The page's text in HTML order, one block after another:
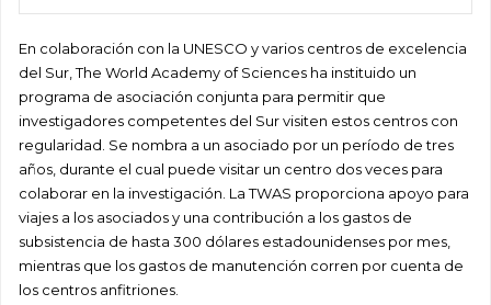
En colaboración con la UNESCO y varios centros de excelencia
del Sur, The World Academy of Sciences ha instituido un
programa de asociación conjunta para permitir que
investigadores competentes del Sur visiten estos centros con
regularidad. Se nombra a un asociado por un período de tres
años, durante el cual puede visitar un centro dos veces para
colaborar en la investigación. La TWAS proporciona apoyo para
viajes a los asociados y una contribución a los gastos de
subsistencia de hasta 300 dólares estadounidenses por mes,
mientras que los gastos de manutención corren por cuenta de
los centros anfitriones.